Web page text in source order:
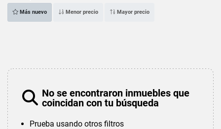
Más nuevo Menor precio Mayor precio
No se encontraron inmuebles que
coincidan con tu búsqueda
Prueba usando otros filtros